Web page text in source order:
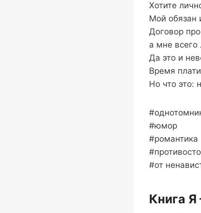
Хотите
Мой обязан
Договор
а мне
Да это и
Время
Но что это:
#юмор
#романтика
#от
Книга